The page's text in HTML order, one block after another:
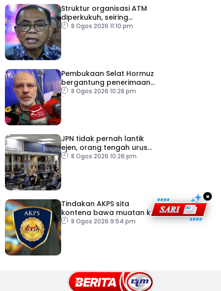
Struktur organisasi ATM
diperkukuh, seiring
pemodenan aset
8 Ogos 2026 11:10 pm
Pembukaan Selat Hormuz
bergantung penerimaan
AS – IRGC
8 Ogos 2026 10:28 pm
JPN tidak pernah lantik
ejen, orang tengah urus
dokumentasi
8 Ogos 2026 10:26 pm
Tindakan AKPS sita
kontena bawa muatan ke
Israel bukti ketegasan
8 Ogos 2026 9:54 pm
×